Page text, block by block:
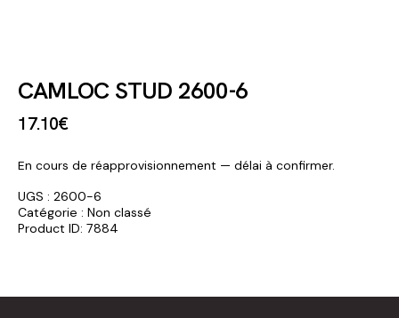
CAMLOC STUD 2600-6
17.10€
En cours de réapprovisionnement — délai à confirmer.
UGS : 2600-6
Catégorie : Non classé
Product ID: 7884